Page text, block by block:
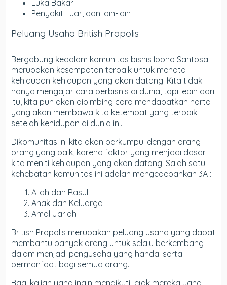
Luka Bakar
Penyakit Luar, dan lain-lain
Peluang Usaha British Propolis
Bergabung kedalam komunitas bisnis Ippho Santosa
merupakan kesempatan terbaik untuk menata
kehidupan kehidupan yang akan datang. Kita tidak
hanya mengajar cara berbisnis di dunia, tapi lebih dari
itu, kita pun akan dibimbing cara mendapatkan harta
yang akan membawa kita ketempat yang terbaik
setelah kehidupan di dunia ini.
Dikomunitas ini kita akan berkumpul dengan orang-
orang yang baik, karena faktor yang menjadi dasar
kita meniti kehidupan yang akan datang. Salah satu
kehebatan komunitas ini adalah mengedepankan 3A :
Allah dan Rasul
Anak dan Keluarga
Amal Jariah
British Propolis merupakan peluang usaha yang dapat
membantu banyak orang untuk selalu berkembang
dalam menjadi pengusaha yang handal serta
bermanfaat bagi semua orang.